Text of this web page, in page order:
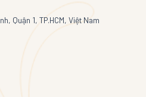
Quận 1, TP.HCM, Việt Nam